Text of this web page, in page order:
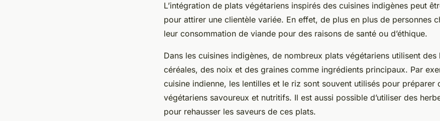
L’intégration de plats végétariens inspirés des cuisines indigènes peut
pour attirer une clientèle variée. En effet, de plus en plus de personnes
leur consommation de viande pour des raisons de santé ou d’éthique.
Dans les cuisines indigènes, de nombreux plats végétariens utilisent des
céréales, des noix et des graines comme ingrédients principaux. Par
cuisine indienne, les lentilles et le riz sont souvent utilisés pour préparer
végétariens savoureux et nutritifs. Il est aussi possible d’utiliser des
pour rehausser les saveurs de ces plats.